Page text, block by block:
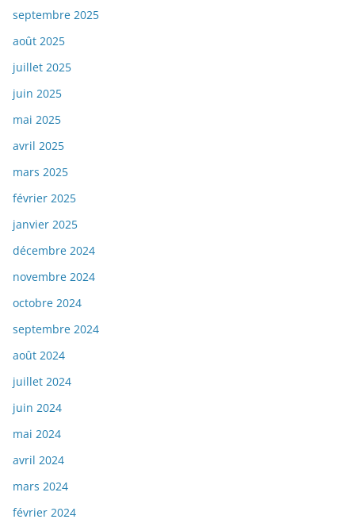
septembre 2025
août 2025
juillet 2025
juin 2025
mai 2025
avril 2025
mars 2025
février 2025
janvier 2025
décembre 2024
novembre 2024
octobre 2024
septembre 2024
août 2024
juillet 2024
juin 2024
mai 2024
avril 2024
mars 2024
février 2024